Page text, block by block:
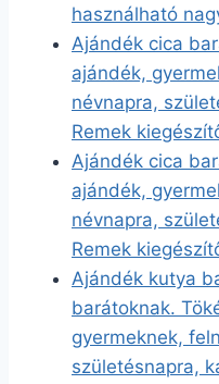
használható
Ajándék cica
ajándék,
névnapra,
Remek
Ajándék cica
ajándék,
névnapra,
Remek
Ajándék kutya
barátoknak.
gyermeknek,
születésnapra,